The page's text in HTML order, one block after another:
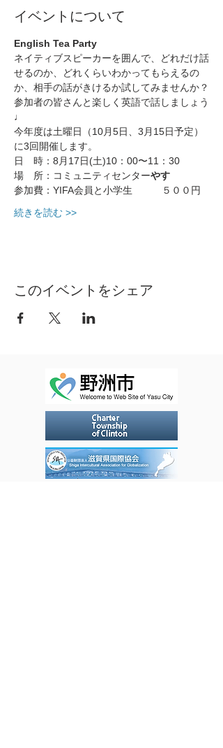
イベントについて
English Tea Party
ネイティブスピーカーを囲んで、どれだけ話
せるのか、どれくらいわかってもらえるの
か、相手の話がきけるか試してみませんか？
参加者の皆さんと楽しく英語で話しましょう
♩
今年度は土曜日（10月5日、3月15日予定）
に3回開催します。
日　時：8月17日(土)10：00〜11：30
場　所：コミュニティセンターやす
参加費：YIFA会員と小学生　　　５００円
続きを読む >>
このイベントをシェア